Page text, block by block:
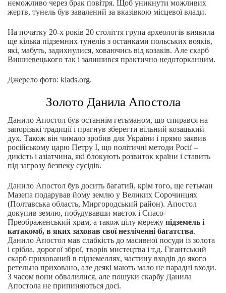
неможливо через брак повітря. Щоб уникнути можливих
жертв, тунель був завалений за вказівкою місцевої влади.
На початку 20-х років 20 століття група археологів виявила
ще кілька підземних тунелів з останками польських вояків,
які, мабуть, задихнулися, ховаючись від козаків. Але скарб
Вишневецького так і залишився практично недоторканним.
Джерело фото: klads.org.
Золото Данила Апостола
Данило Апостол був останнім гетьманом, що спирався на
запорізькі традиції і прагнув зберегти вільний козацький
дух. Також він чимало зробив для України і прямо заявив
російському царю Петру I, що політичні методи Росії –
дикість і азіатчина, які блокують розвиток країни і ставить
під загрозу безпеку сусідів.
Данило Апостол був досить багатий, крім того, ще гетьман
Мазепа подарував йому землю у Великих Сорочинцях
(Полтавська область, Миргородський район). Апостол
докупив землю, побудувавши маєток і Спасо-
Преображенський храм, а також цілу мережу підземель і
катакомб, в яких заховав свої незліченні багатства.
Данило Апостол мав слабкість до масивної посуди із золота
і срібла, дорогої зброї, творів мистецтва і т.д. Гігантський
скарб прихований в підземеллях, частину входів до якого
ретельно приховано, але деякі мають мало не парадні входи.
З часом вони обвалилися, але пошуки скарбу Данила
Апостола не припиняються досі.